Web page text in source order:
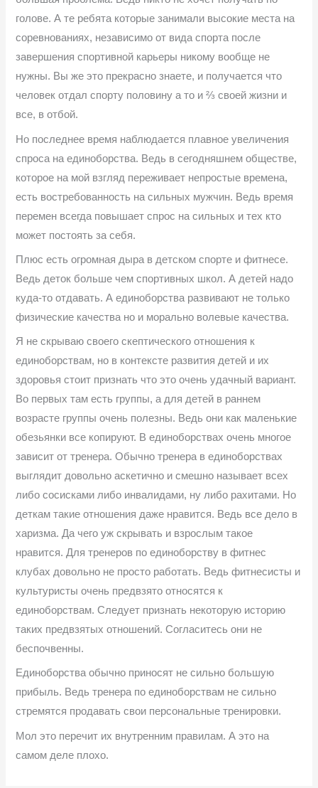
голове. А те ребята которые занимали высокие места на
соревнованиях, независимо от вида спорта после
завершения спортивной карьеры никому вообще не
нужны. Вы же это прекрасно знаете, и получается что
человек отдал спорту половину а то и ⅔ своей жизни и
все, в отбой.
Но последнее время наблюдается плавное увеличения
спроса на единоборства. Ведь в сегодняшнем обществе,
которое на мой взгляд переживает непростые времена,
есть востребованность на сильных мужчин. Ведь время
перемен всегда повышает спрос на сильных и тех кто
может постоять за себя.
Плюс есть огромная дыра в детском спорте и фитнесе.
Ведь деток больше чем спортивных школ. А детей надо
куда-то отдавать. А единоборства развивают не только
физические качества но и морально волевые качества.
Я не скрываю своего скептического отношения к
единоборствам, но в контексте развития детей и их
здоровья стоит признать что это очень удачный вариант.
Во первых там есть группы, а для детей в раннем
возрасте группы очень полезны. Ведь они как маленькие
обезьянки все копируют. В единоборствах очень многое
зависит от тренера. Обычно тренера в единоборствах
выглядит довольно аскетично и смешно называет всех
либо сосисками либо инвалидами, ну либо рахитами. Но
деткам такие отношения даже нравится. Ведь все дело в
харизма. Да чего уж скрывать и взрослым такое
нравится. Для тренеров по единоборству в фитнес
клубах довольно не просто работать. Ведь фитнесисты и
культуристы очень предвзято относятся к
единоборствам. Следует признать некоторую историю
таких предвзятых отношений. Согласитесь они не
беспочвенны.
Единоборства обычно приносят не сильно большую
прибыль. Ведь тренера по единоборствам не сильно
стремятся продавать свои персональные тренировки.
Мол это перечит их внутренним правилам. А это на
самом деле плохо.